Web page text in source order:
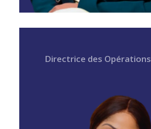
Directrice des Opérations